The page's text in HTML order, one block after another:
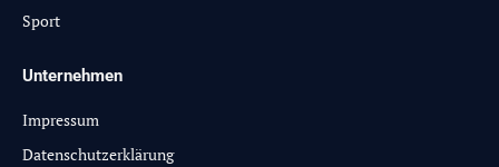
Sport
Unternehmen
Impressum
Datenschutzerklärung